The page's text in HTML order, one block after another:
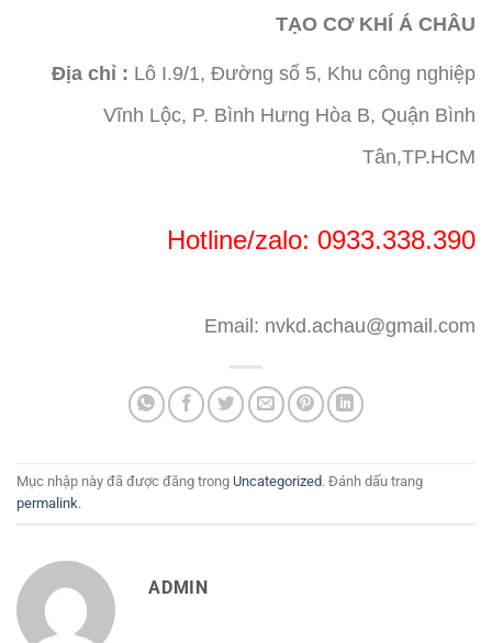
TẠO CƠ KHÍ Á CHÂU
Địa chỉ : Lô I.9/1, Đường số 5, Khu công nghiệp
Vĩnh Lộc, P. Bình Hưng Hòa B, Quận Bình
Tân,TP.HCM
Hotline/zalo: 0933.338.390
Email: nvkd.achau@gmail.com
Mục nhập này đã được đăng trong Uncategorized. Đánh dấu trang
permalink.
ADMIN